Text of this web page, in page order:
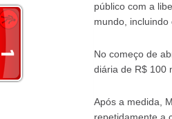
público com a
mundo, incluindo
No começo de
diária de R$ 100
Após a medida,